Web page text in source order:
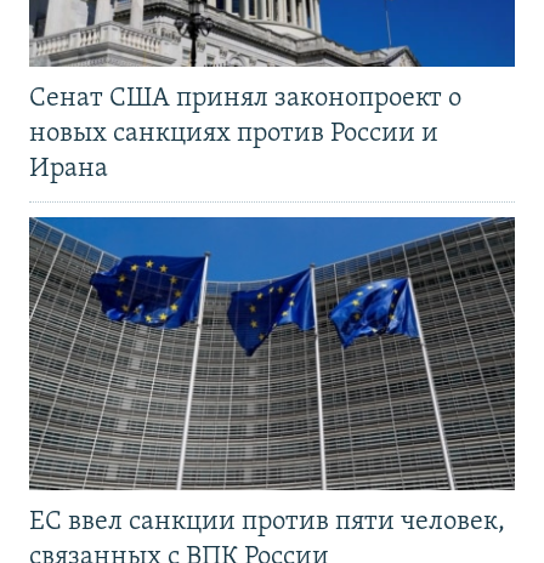
Сенат США принял законопроект о
новых санкциях против России и
Ирана
ЕС ввел санкции против пяти человек,
связанных с ВПК России